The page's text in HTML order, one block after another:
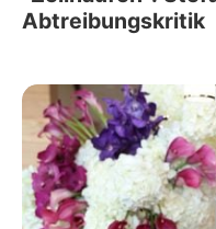
Abtreibungskritik